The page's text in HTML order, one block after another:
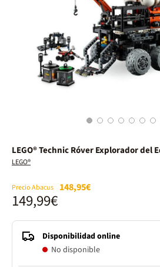
1 2 3 4 5 6 7
LEGO® Technic Róver Explorador del
LEGO®
Precio Abacus 148,95€
149,99€
Disponibilidad online
No disponible